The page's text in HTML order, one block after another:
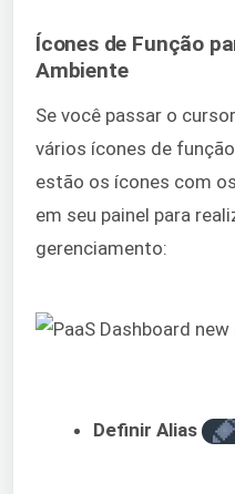
Ícones de Função
Ambiente
Se você passar o
vários ícones de
estão os ícones com
em seu painel para
gerenciamento:
Definir Alias